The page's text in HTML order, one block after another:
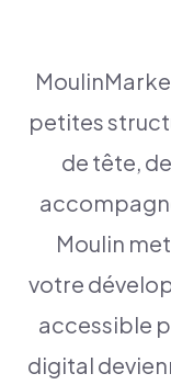
petites
de tête,
Moulin
votre
accessible
digital